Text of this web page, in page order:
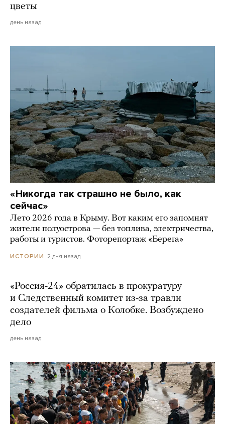
цветы
день назад
«Никогда так страшно не было, как
сейчас»
Лето 2026 года в Крыму. Вот каким его запомнят
жители полуострова — без топлива, электричества,
работы и туристов. Фоторепортаж «Берега»
ИСТОРИИ 2 дня назад
«Россия-24» обратилась в прокуратуру
и Следственный комитет из-за травли
создателей фильма о Колобке. Возбуждено
дело
день назад